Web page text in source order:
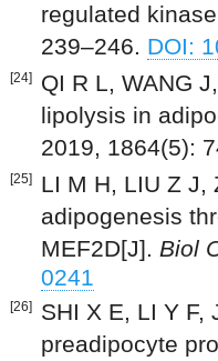
regulated
239–246. DOI:
[24]
QI R L, WANG
lipolysis in
2019, 1864(5):
[25]
LI M H, LIU Z J,
adipogenesis
MEF2D[J]. Biol
0241
[26]
SHI X E, LI Y F,
preadipocyte